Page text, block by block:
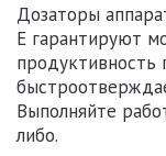
Дозаторы
E гарантируют
продуктивность
Выполняйте
либо.